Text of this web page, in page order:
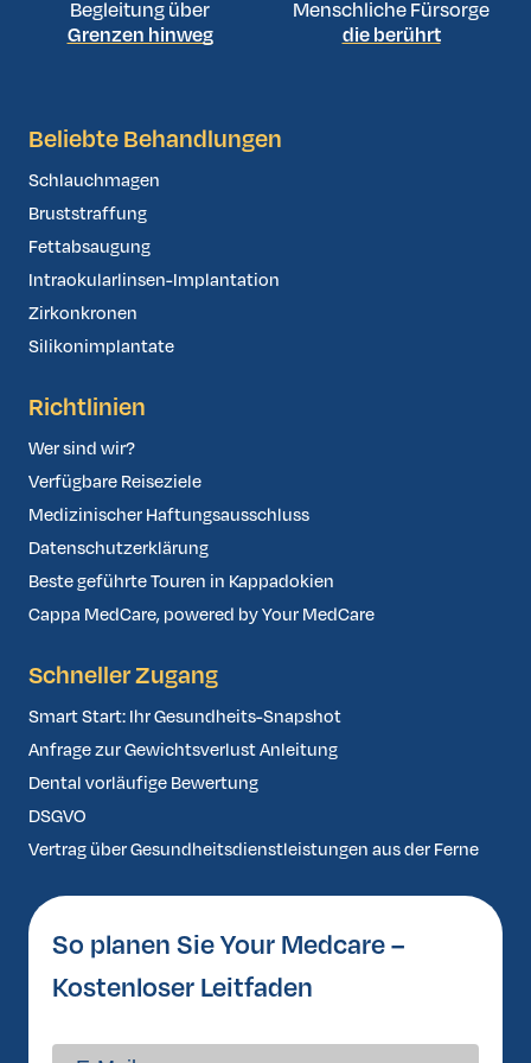
Begleitung über
Grenzen hinweg
Menschliche Fürsorge
die berührt
Beliebte Behandlungen
Schlauchmagen
Bruststraffung
Fettabsaugung
Intraokularlinsen-Implantation
Zirkonkronen
Silikonimplantate
Richtlinien
Wer sind wir?
Verfügbare Reiseziele
Medizinischer Haftungsausschluss
Datenschutzerklärung
Beste geführte Touren in Kappadokien
Cappa MedCare, powered by Your MedCare
Schneller Zugang
Smart Start: Ihr Gesundheits-Snapshot
Anfrage zur Gewichtsverlust Anleitung
Dental vorläufige Bewertung
DSGVO
Vertrag über Gesundheitsdienstleistungen aus der Ferne
So planen Sie Your Medcare –
Kostenloser Leitfaden